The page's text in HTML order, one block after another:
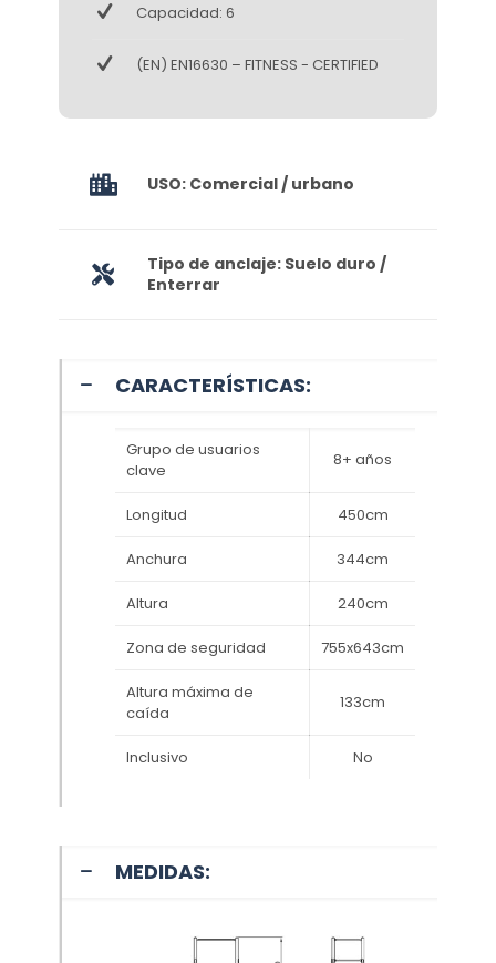
Capacidad: 6
(EN) EN16630 – FITNESS - CERTIFIED
USO: Comercial / urbano
Tipo de anclaje: Suelo duro /
Enterrar
CARACTERÍSTICAS:
Grupo de usuarios
clave
8+ años
Longitud 450cm
Anchura 344cm
Altura 240cm
Zona de seguridad 755x643cm
Altura máxima de
caída
133cm
Inclusivo No
MEDIDAS: